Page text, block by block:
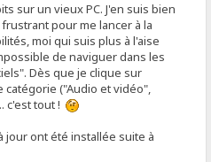
sur un vieux PC. J'en suis bien
pour me lancer à la
moi qui suis plus à l'aise
de naviguer dans les
Dès que je clique sur
("Audio et vidéo",
c'est tout !
jour ont été installée suite à